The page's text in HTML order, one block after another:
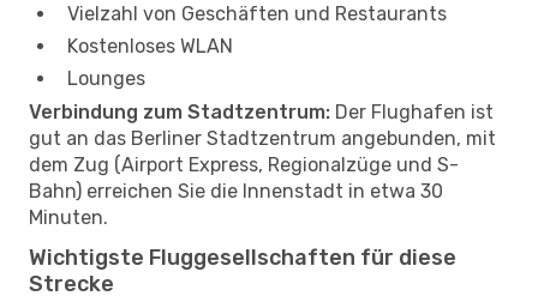
Vielzahl von Geschäften und Restaurants
Kostenloses WLAN
Lounges
Verbindung zum Stadtzentrum: Der Flughafen ist
gut an das Berliner Stadtzentrum angebunden, mit
dem Zug (Airport Express, Regionalzüge und S-
Bahn) erreichen Sie die Innenstadt in etwa 30
Minuten.
Wichtigste Fluggesellschaften für diese
Strecke